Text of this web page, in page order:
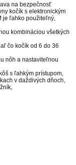
na bezpečnosť
kočík s elektronickým
je ľahko použiteľný,
kombináciou všetkých
čo kočík od 6 do 36
nôh a nastaviteľnou
s ľahkým prístupom,
v daždivých dňoch,